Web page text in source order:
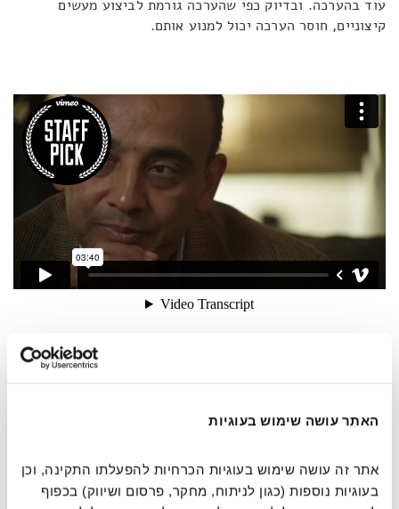
האתר עושה שימוש בעוגיות
עוד בהערכה. ובדיוק כפי שהערכה גורמת לביצוע מעשים
קיצוניים, חוסר הערכה יכול למנוע אותם.
קוד הכבוד מגדיר את ההתנהגויות באמצעותן ניתן להרוויח
ולהפסיד את הזכאות להערכה בתוך מסגרת חברתית. באנגליה
דו-קרב. האירועים הללו לא היו חוקיים, גונו על ידי המוסדות
מחוייבים להיעתר לדו-קרב. אז מה גרם לשינוי בהתנהגות, אשר
הפסיק את המנהג הזה, או את המנהג לקשור את רגלי הילדים
בקרב משפחות אצולה בסין למשל?